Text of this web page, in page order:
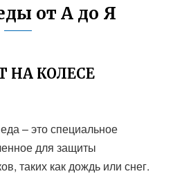
от А до Я
НА КОЛЕСЕ
– это специальное
для защиты
таких как дождь или снег.